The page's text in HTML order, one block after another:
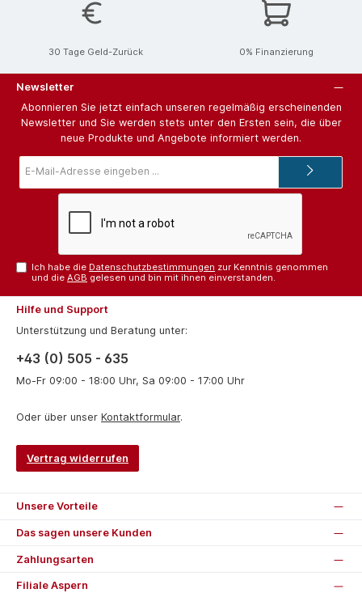
30 Tage Geld-Zurück 0% Finanzierung
Newsletter
Abonnieren Sie jetzt einfach unseren regelmäßig erscheinenden
Newsletter und Sie werden stets unter den Ersten sein, die über
neue Produkte und Angebote informiert werden.
Mail-
Ich habe die Datenschutzbestimmungen zur Kenntnis genommen
und dieAGB gelesen und bin mit ihnen einverstanden.
Hilfe und Support
Unterstützung und Beratung unter:
+43 (0) 505 - 635
Mo-Fr 09:00 - 18:00 Uhr, Sa 09:00 - 17:00 Uhr
Oder über unser Kontaktformular.
Vertrag widerrufen
Unsere Vorteile
Das sagen unsere Kunden
Zahlungsarten
Filiale Aspern